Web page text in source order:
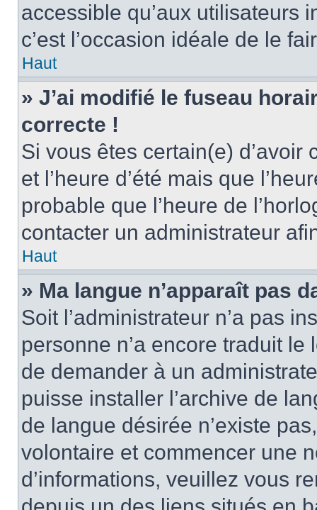
accessible qu’aux utilisateurs
c’est l’occasion idéale de le
Haut
» J’ai modifié le fuseau
correcte !
Si vous êtes certain(e)
et l’heure d’été mais que
probable que l’heure de
contacter un administrateur
Haut
» Ma langue n’apparaît pas
Soit l’administrateur n’a pas
personne n’a encore traduit
de demander à un
puisse installer l’archive de
de langue désirée n’existe
volontaire et commencer une
d’informations, veuillez vous